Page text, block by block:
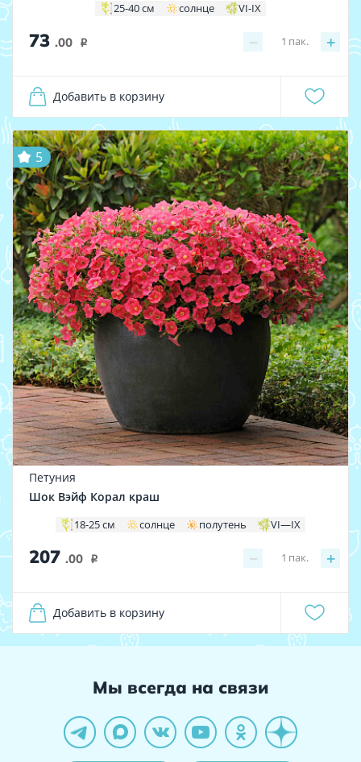
25-40 см солнце VI-IX
73 .00 i − +
1 пак.
Добавить в корзину
5
Петуния
Шок Вэйф Корал краш
18-25 см солнце полутень VI—IX
207 .00 i − +
1 пак.
Добавить в корзину
Мы всегда на связи